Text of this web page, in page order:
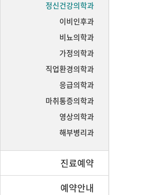
정신건강의학과
이비인후과
비뇨의학과
가정의학과
직업환경의학과
응급의학과
마취통증의학과
영상의학과
해부병리과
진료예약
예약안내